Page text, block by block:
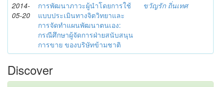
2014-
05-20
การพัฒนาภาวะผู้นำโดยการใช้
แบบประเมินทางจิตวิทยาและ
การจัดทำแผนพัฒนาตนเอง:
กรณีศึกษาผู้จัดการฝ่ายสนับสนุน
การขาย ของบริษัทข้ามชาติ
ขวัญรัก ถิ่นเทศ
Discover